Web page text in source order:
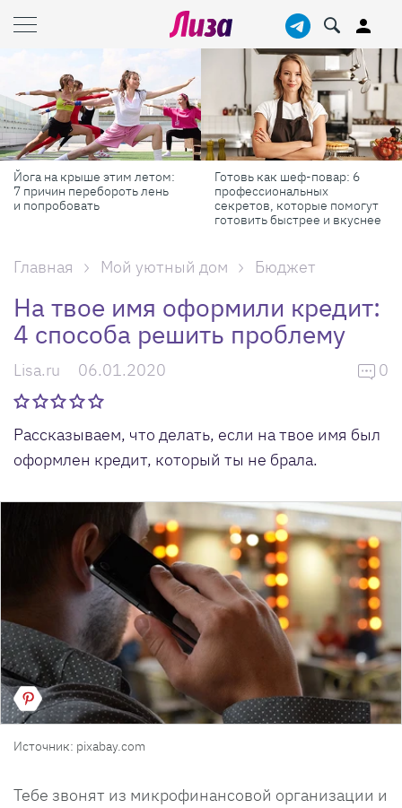
Готовь как шеф-повар: 6
профессиональных
секретов, которые помогут
Масштабные приключения:
самые красивые фестивали
России в августе
Главная Мой уютный дом Бюджет
На твое имя оформили кредит:
4 способа решить проблему
Lisa.ru 06.01.2020 0
Рассказываем, что делать, если на твое имя был
оформлен кредит, который ты не брала.
Источник: pixabay.com
Тебе звонят из микрофинансовой организации и